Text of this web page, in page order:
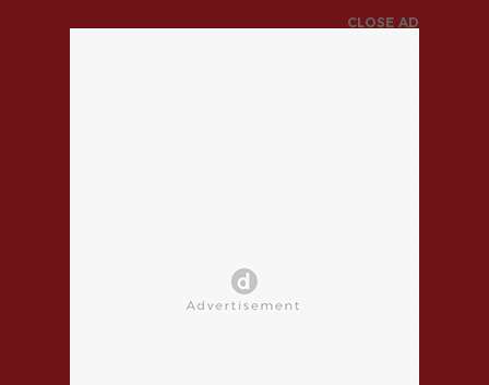
CLOSE AD